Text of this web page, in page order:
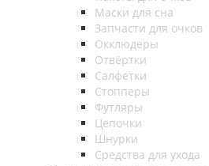
Маски для сна
Запчасти для очков
Окклюдеры
Отвёртки
Салфетки
Стопперы
Футляры
Цепочки
Шнурки
Средства для ухода